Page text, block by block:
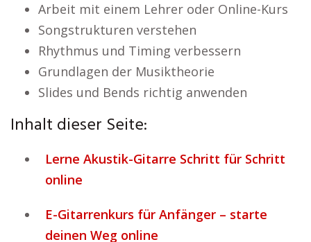
Arbeit mit einem Lehrer oder Online-Kurs
Songstrukturen verstehen
Rhythmus und Timing verbessern
Grundlagen der Musiktheorie
Slides und Bends richtig anwenden
Inhalt dieser Seite:
Lerne Akustik-Gitarre Schritt für Schritt
online
E-Gitarrenkurs für Anfänger – starte
deinen Weg online